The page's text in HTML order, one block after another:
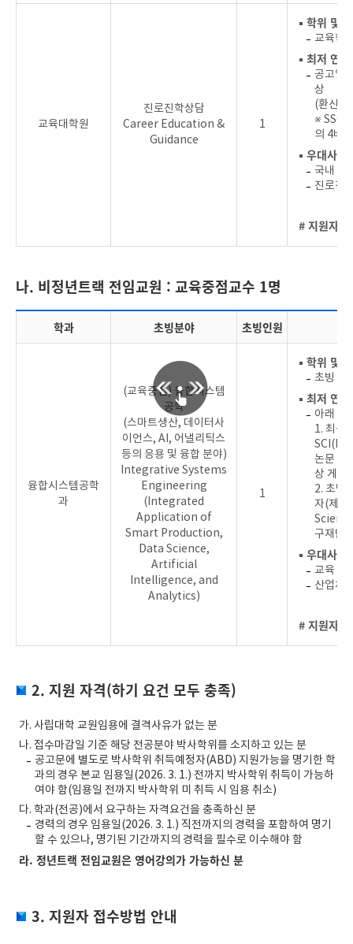
교육대학원
진로진학상담
Career Education &
Guidance
1
▪ 학위 및
교육학
▪ 최저 연
공고일
상
(환산율
※ SSCI
의 4배
▪ 우대사항
국내 초
진로진
# 지원자
나. 비정년트랙 전임교원 : 교육중점교수 1명
학과 초빙분야 초빙인원
융합시스템공학
과
(교육중점) 융합시스템
공학
(스마트생산, 데이터사
이언스, AI, 어낼리틱스
등의 응용 및 융합 분야)
Integrative Systems
Engineering
(Integrated
Application of
Smart Production,
Data Science,
Artificial
Intelligence, and
Analytics)
1
▪ 학위 및
초빙 분
▪ 최저 연
아래 조
1. 최근
SCI(E)
논문 1
상 게재
2. 초빙
자(제1
구재단
▪ 우대사항
교육 경
산업체
# 지원자
2. 지원 자격(하기 요건 모두 충족)
가. 사립대학 교원임용에 결격사유가 없는 분
나. 접수마감일 기준 해당 전공분야 박사학위를 소지하고 있는 분
공고문에 별도로 박사학위 취득예정자(ABD) 지원가능을 명기한 학
과의 경우 본교 임용일(2026. 3. 1.) 전까지 박사학위 취득이 가능하
여야 함(임용일 전까지 박사학위 미 취득 시 임용 취소)
다. 학과(전공)에서 요구하는 자격요건을 충족하신 분
경력의 경우 임용일(2026. 3. 1.) 직전까지의 경력을 포함하여 명기
할 수 있으나, 명기된 기간까지의 경력을 필수로 이수해야 함
라. 정년트랙 전임교원은 영어강의가 가능하신 분
3. 지원자 접수방법 안내